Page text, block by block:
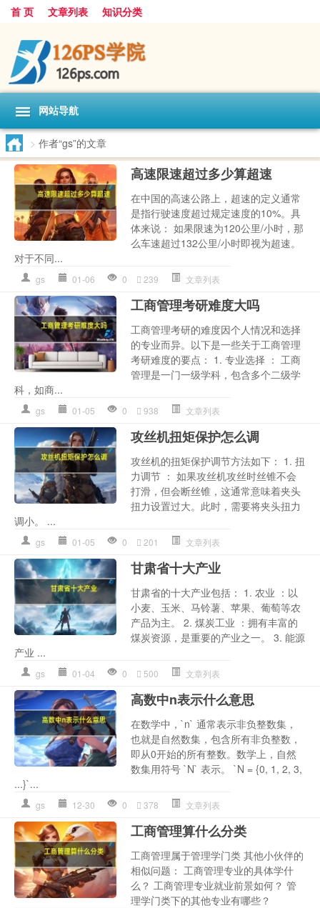
首 页 文章列表 知识分类
网站导航
> 作者“gs”的文章
高速限速超过多少算超速
在中国的高速公路上，超速的定义通常
是指行驶速度超过规定速度的10%。具
体来说： 如果限速为120公里/小时，那
么车速超过132公里/小时即视为超速。
对于不同...
gs 01-06 0 239 文章列表
工商管理考研难度大吗
工商管理考研的难度因个人情况和选择
的专业而异。以下是一些关于工商管理
考研难度的要点： 1. 专业选择 ： 工商
管理是一门一级学科，包含多个二级学
科，如商...
gs 01-05 0 938 文章列表
攻丝机扭矩保护怎么调
攻丝机的扭矩保护调节方法如下： 1. 扭
力调节 ： 如果攻丝机攻丝时丝锥不会
打滑，但会断丝锥，这通常意味着夹头
扭力设置过大。此时，需要将夹头扭力
调小。 ...
gs 01-05 0 201 文章列表
甘肃省十大产业
甘肃省的十大产业包括： 1. 农业 ：以
小麦、玉米、马铃薯、苹果、葡萄等农
产品为主。 2. 煤炭工业 ：拥有丰富的
煤炭资源，是重要的产业之一。 3. 能源
产业 ...
gs 01-04 0 500 文章列表
高数中n表示什么意思
在数学中，`n` 通常表示非负整数集，
也就是自然数集，包含所有非负整数，
即从0开始的所有整数。数学上，自然
数集用符号 `N` 表示。 `N = {0, 1, 2, 3,
...}`...
gs 12-30 0 378 文章列表
工商管理算什么分类
工商管理属于管理学门类 其他小伙伴的
相似问题： 工商管理专业的具体学什
么？ 工商管理专业就业前景如何？ 管
理学门类下的其他专业有哪些？